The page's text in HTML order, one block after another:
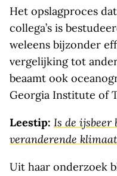
Het opslagproces
collega’s is
weleens bijzonder
vergelijking tot
beaamt ook
Georgia Institute of
Leestip: Is de ijsbeer
veranderende
Uit haar onderzoek